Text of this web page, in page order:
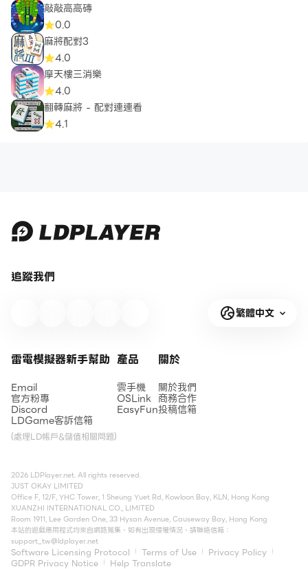
敲敲高高磚
0.0
麻將配對3
4.0
摩天樓三消樂
4.0
翻轉麻將 - 配對連連看
4.1
追蹤我們
繁體中文
雷電模擬器新手幫助
Email
官方粉專
Discord
LDGame客訴信箱
(處理LD帳戶&儲值相關問題)
產品
雲手機
OSLink
EasyFun
關於
關於我們
商務合作
投稿信箱
2026 LDPlayer.net. All rights reserved.
JUST OKAY LIMITED
Office F, 12/F, YHC Tower, 1 Sheung Yuet Rd, Kowloon Bay, KLN, Hong Kong
XUANZHI INTERNATIONAL CO., LIMITED
Room 1911, Lee Garden One, 33 Hysan Avenue, Causeway Bay, Hong Kong
本站的遊戲應用程式均來自網路蒐集，如有出現侵權情況，請聯絡信箱：
support_tw@ldplayer.net
Software Licensing Protocol Terms of Use
Privacy Policy
GDPR Privacy Notice
Help Translate